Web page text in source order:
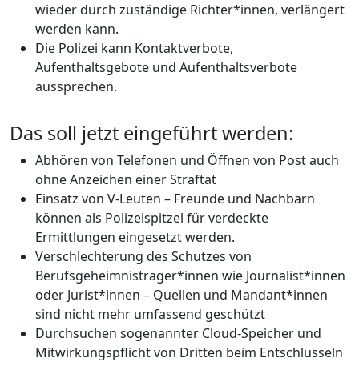
wieder durch zuständige Richter*innen, verlängert
werden kann.
Die Polizei kann Kontaktverbote,
Aufenthaltsgebote und Aufenthaltsverbote
aussprechen.
Das soll jetzt eingeführt werden:
Abhören von Telefonen und Öffnen von Post auch
ohne Anzeichen einer Straftat
Einsatz von V-Leuten – Freunde und Nachbarn
können als Polizeispitzel für verdeckte
Ermittlungen eingesetzt werden.
Verschlechterung des Schutzes von
Berufsgeheimnisträger*innen wie Journalist*innen
oder Jurist*innen – Quellen und Mandant*innen
sind nicht mehr umfassend geschützt
Durchsuchen sogenannter Cloud-Speicher und
Mitwirkungspflicht von Dritten beim Entschlüsseln